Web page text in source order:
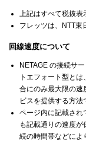
上記はすべて税抜表
フレッツは、NTT東
回線速度について
NETAGE の接続サ
トエフォート型と
合にのみ最大限の速
ビスを提供する方法
ページ内に記載され
も記載通りの速度
続の時間帯などによ